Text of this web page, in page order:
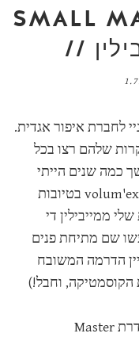
SMALL
לחברת איפור אגדית.
שלהם רצו בכל
כמה שנים הייתי
בעלת כל מסקרה חדשה מסדרת volum'express בטיובות
ממייבילין די
שם מתיחת פנים
הדרמה המשובח
וחבל!)
עפרונות ה-khol המעולים לעיניים מסדרת Master